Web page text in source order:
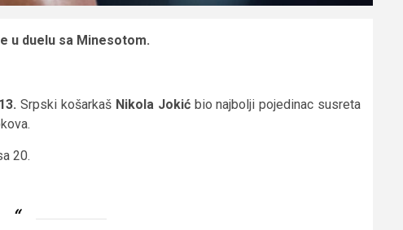
u duelu sa Minesotom.
Srpski košarkaš Nikola Jokićbio najbolji pojedinac susreta
20.